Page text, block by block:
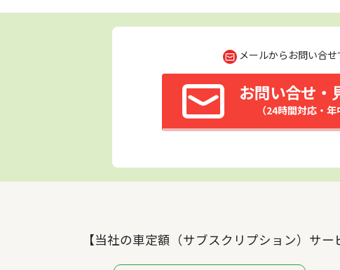
メールからお問い合せ
お問い合せ・
（24時間対応・年
【当社の車定額（サブスクリプション）サー